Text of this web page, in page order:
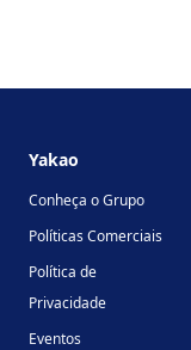
Yakao
Conheça o Grupo
Políticas Comerciais
Política de
Privacidade
Eventos